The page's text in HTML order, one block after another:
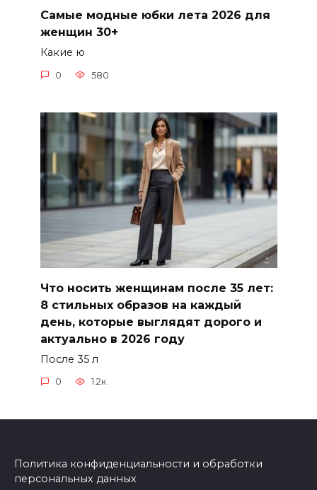
Самые модные юбки лета 2026 для
женщин 30+
Какие ю
0 580
Что носить женщинам после 35 лет:
8 стильных образов на каждый
день, которые выглядят дорого и
актуально в 2026 году
После 35 л
0 1.2к.
Политика конфиденциальности и обработки
персональных данных